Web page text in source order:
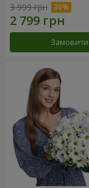
3 999 грн
Замовити